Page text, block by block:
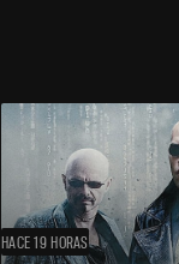
HACE 19 HORAS